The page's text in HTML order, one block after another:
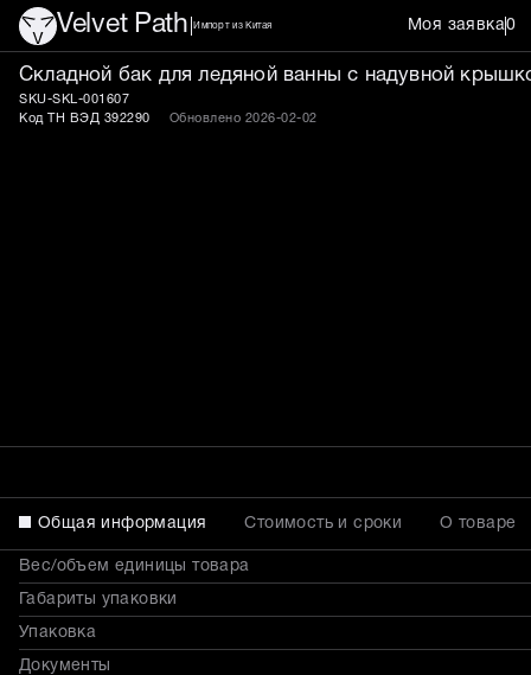
Velvet Path Импорт из Китая Моя заявка0
Складная ванна для
Складной бак для ледяной ванны с надувной
SKU-SKL-001607
Код ТН ВЭД 392290
Обновлено 2026-02-02
Общая информация Стоимость и сроки О товаре
Вес/объем единицы товара
Габариты упаковки
Упаковка
Документы